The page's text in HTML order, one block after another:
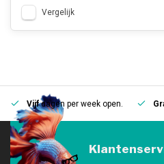
Vergelijk
Vijfdagen per week open.